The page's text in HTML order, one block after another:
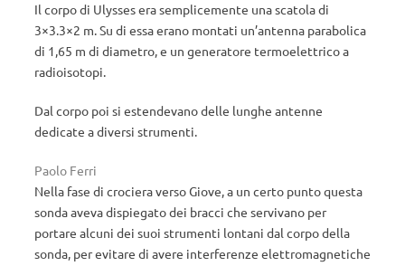
Il corpo di Ulysses era semplicemente una scatola di
3×3.3×2 m. Su di essa erano montati un’antenna parabolica
di 1,65 m di diametro, e un generatore termoelettrico a
radioisotopi.
Dal corpo poi si estendevano delle lunghe antenne
dedicate a diversi strumenti.
Paolo Ferri
Nella fase di crociera verso Giove, a un certo punto questa
sonda aveva dispiegato dei bracci che servivano per
portare alcuni dei suoi strumenti lontani dal corpo della
sonda, per evitare di avere interferenze elettromagnetiche